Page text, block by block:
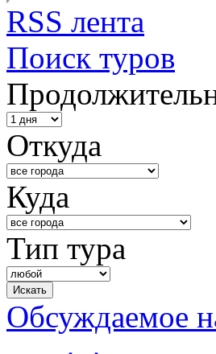
RSS лента
Поиск туров
Откуда
Куда
Тип тура
Обсуждаемое